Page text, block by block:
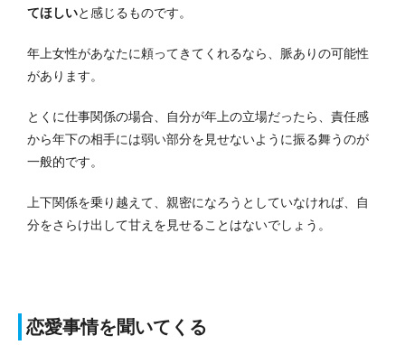
てほしいと感じるものです。
年上女性があなたに頼ってきてくれるなら、脈ありの可能性
があります。
とくに仕事関係の場合、自分が年上の立場だったら、責任感
から年下の相手には弱い部分を見せないように振る舞うのが
一般的です。
上下関係を乗り越えて、親密になろうとしていなければ、自
分をさらけ出して甘えを見せることはないでしょう。
恋愛事情を聞いてくる